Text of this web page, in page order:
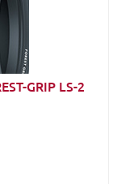
GRIP LS-2